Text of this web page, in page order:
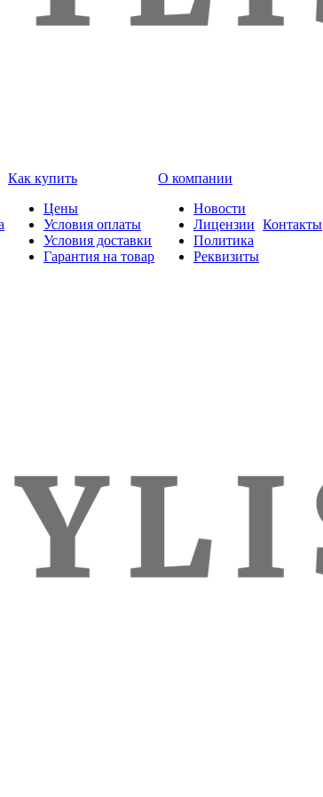
Как купить
Цены
Условия оплаты
Условия доставки
Гарантия на товар
О компании
Новости
Лицензии
Политика
Реквизиты
Контакты